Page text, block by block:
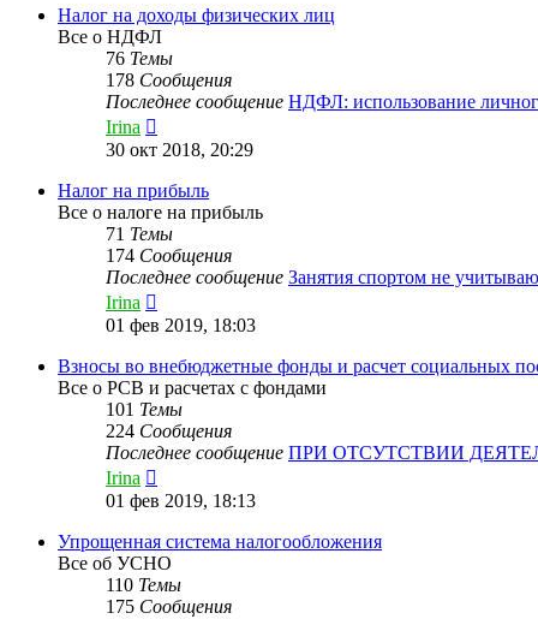
сообщению
Налог на доходы физических лиц
Все о НДФЛ
76 Темы
178 Сообщения
Последнее сообщение НДФЛ: использование
Irina
к
сообщению
30 окт 2018, 20:29
Налог на прибыль
Все о налоге на прибыль
71 Темы
174 Сообщения
Последнее сообщение Занятия спортом не
Irina
к
сообщению
01 фев 2019, 18:03
Взносы во внебюджетные фонды и расчет социальных
Все о РСВ и расчетах с фондами
101 Темы
224 Сообщения
Последнее сообщение ПРИ ОТСУТСТВИИ
Irina
к
сообщению
01 фев 2019, 18:13
Упрощенная система налогообложения
Все об УСНО
110 Темы
175 Сообщения